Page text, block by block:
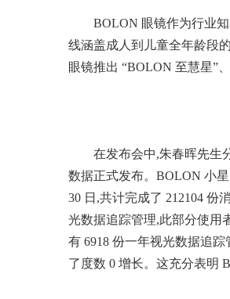
BOLON 眼镜作为行业
线涵盖成人到儿童全年龄段
眼镜推出 “BOLON 至慧星”
在发布会中,朱春晖先生
数据正式发布。BOLON 小
30 日,共计完成了 212104 份
光数据追踪管理,此部分使用
有 6918 份一年视光数据追
了度数 0 增长。这充分表明